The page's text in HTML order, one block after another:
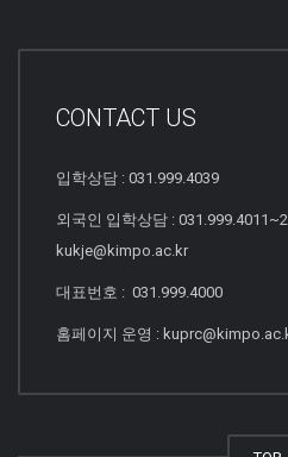
CONTACT US
입학상담 : 031.999.4039
외국인 입학상담 : 031.999.4011~2
kukje@kimpo.ac.kr
대표번호 : 031.999.4000
홈페이지 운영 :